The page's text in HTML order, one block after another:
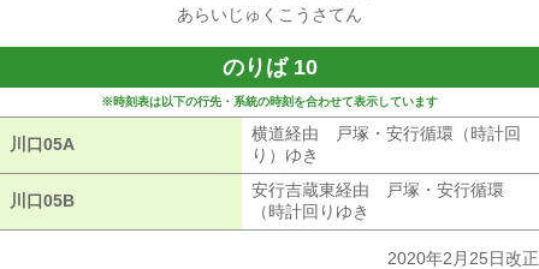
あらいじゅくこうさてん
のりば 10
※時刻表は以下の行先・系統の時刻を合わせて表示しています
川口05A
横道経由 戸塚・安行循環（時計回
り）ゆき
川口05B
安行吉蔵東経由 戸塚・安行循環
（時計回りゆき
2020年2月25日改正